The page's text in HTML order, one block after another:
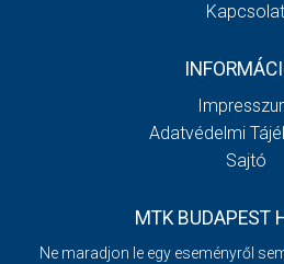
Kapcsolat
Adatvédelmi
Sajtó
MTK BUDAPEST
Ne maradjon le egy eseményről